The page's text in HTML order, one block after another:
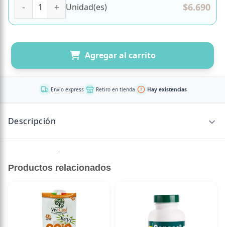
Unidad(es) $6.690
Agregar al carrito
Envío express Retiro en tienda Hay existencias
Descripción
Sin descripción disponible.
Productos relacionados